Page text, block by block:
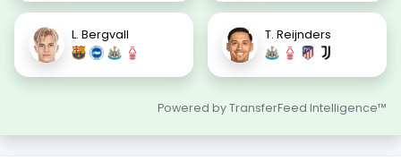
L. Bergvall T. Reijnders
Powered by TransferFeed Intelligence™